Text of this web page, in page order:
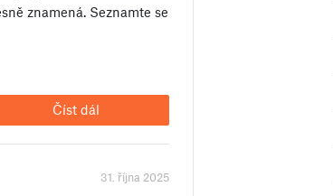
znamená. Seznamte se
Číst dál
31. října 2025